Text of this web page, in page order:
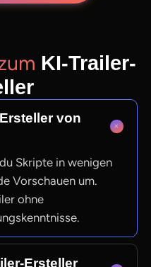
KI-Trailer-
von
Skripte in wenigen
Vorschauen um.
ohne
Ersteller